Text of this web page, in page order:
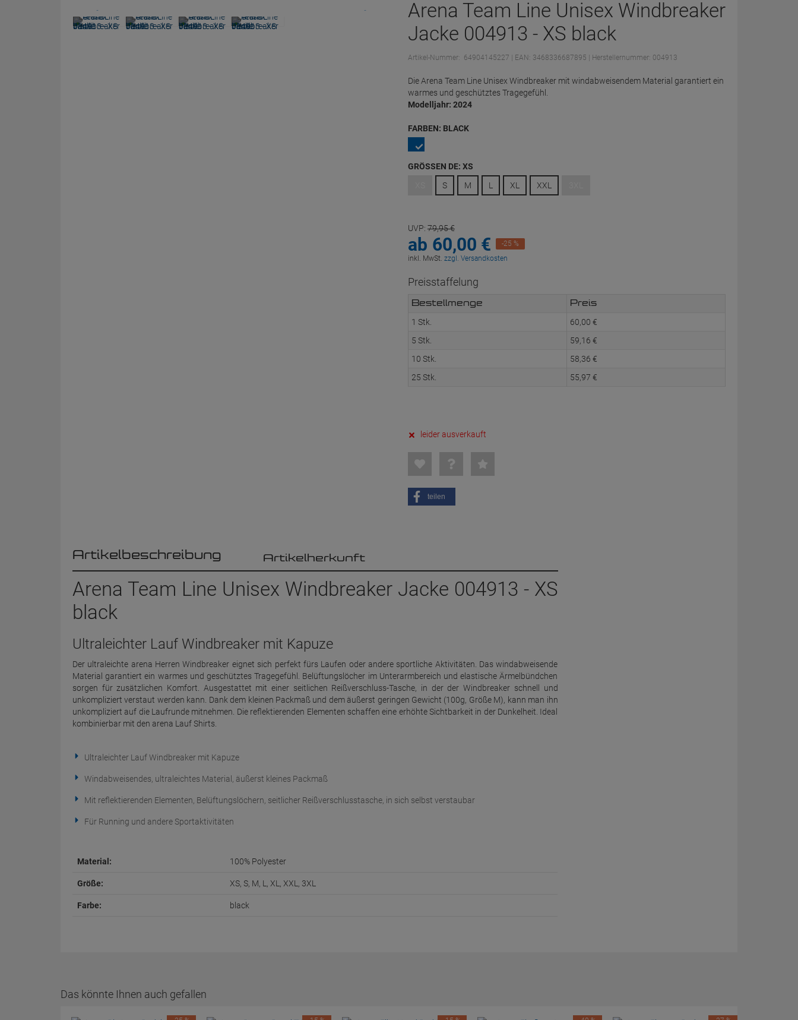
Arena Team Line Unisex Windbreaker
Jacke 004913 - XS black
Artikel-Nummer: 64904145227 | EAN: 3468336687895 | Herstellernummer: 004913
Die Arena Team Line Unisex Windbreaker mit windabweisendem Material garantiert ein
warmes und geschütztes Tragegefühl.
Modelljahr: 2024
FARBEN: BLACK
GRÖSSEN DE: XS
S M L XL XXL
UVP: 79,95€
ab 60,00 €
-25 %
inkl. MwSt. zzgl. Versandkosten
Preisstaffelung
Bestellmenge Preis
1 Stk. 60, 00 €
5 Stk.
59, 16 €
10 Stk.
58, 36 €
25 Stk.
55, 97 €
leider ausverkauft
teilen
Artikelbeschreibung Artikelherkunft
Arena Team Line Unisex Windbreaker Jacke 004913 - XS
black
Ultraleichter Lauf Windbreaker mit Kapuze
Der ultraleichte arena Herren Windbreaker eignet sich perfekt fürs Laufen oder andere sportliche Aktivitäten. Das windabweisende
Material garantiert ein warmes und geschütztes Tragegefühl. Belüftungslöcher im Unterarmbereich und elastische Ärmelbündchen
sorgen für zusätzlichen Komfort. Ausgestattet mit einer seitlichen Reißverschluss-Tasche, in der der Windbreaker schnell und
unkompliziert verstaut werden kann. Dank dem kleinen Packmaß und dem äußerst geringen Gewicht (100g, Größe M), kann man ihn
unkompliziert auf die Laufrunde mitnehmen. Die reflektierenden Elementen schaffen eine erhöhte Sichtbarkeit in der Dunkelheit. Ideal
kombinierbar mit den arena Lauf Shirts.
Ultraleichter Lauf Windbreaker mit Kapuze
Windabweisendes, ultraleichtes Material, äußerst kleines Packmaß
Mit reflektierenden Elementen, Belüftungslöchern, seitlicher Reißverschlusstasche, in sich selbst verstaubar
Für Running und andere Sportaktivitäten
Material: 100% Polyester
Größe: XS, S, M, L, XL, XXL, 3XL
Farbe: black
Das könnte Ihnen auch gefallen